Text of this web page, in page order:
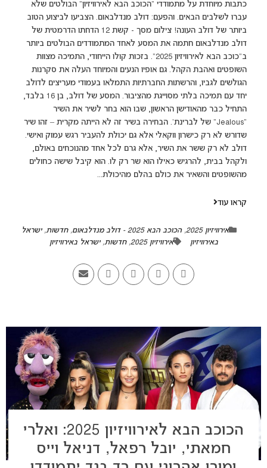
כתבות מיוחדת על מתמודדי "הכוכב הבא לאירוויזיון" הבולטים שלא
עברו לשלבים הבאים. והפעם: דולב מנדלבאום. הצביעו לביצוע הטוב
ביותר של דולב העונה! צילום מסך - קשת 12 הדחתו הדרמטית של
דולב מנדלבאום חתמה את המסע לאחד המתמודדים הבולטים ביותר
ב"כוכב הבא לאירוויזיון 2025". בזכות קולו הייחודי, התמיכה מצוות
השופטים ואהבת הקהל. גם אופיו הנעים והמיוחד העלה את סקרנות
הגולשים לגביו, והרשתות החברתיות התמלאו בעמודי מעריצים לדולב
יחד עם תמיכה בלתי מסוייגת מהציבור. המסע של דולב, בן 16 בלבד,
התחיל כבר מהאודישן הראשון, שבו הוא בחר לשיר את השיר
"Jealous" של לברינת'. הבחירה בשיר זה לא הייתה מקרית – זהו שיר
שדורש לא רק כישרון ווקאלי אלא גם יכולת להעביר רגש עמוק ואישי.
דולב לא רק ששר את השיר, אלא גרם לכל אחד מהנוכחים באולם,
ולקהל בבית, להרגיש כאילו הוא שר רק לו. הוא קיבל שישה כחולים
מהשופטים והשאיר את כולם בהלם מהיכולת...
קראו עוד
אירוויזיון 2025 ,הכוכב הבא 2025 - דולב מנדלבאום ,חדשות,ישראל
באירוויזיון
אירוויזיון 2025 ,חדשות,ישראל באירוויזיון
הכוכב הבא לאירוויזיון 2025: ואלרי
חמאתי, יובל רפאל, דניאל וייס